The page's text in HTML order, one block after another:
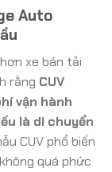
Auto
xe bán tải
rằng CUV
vận hành
là di chuyển
CUV phổ biến
quá phức